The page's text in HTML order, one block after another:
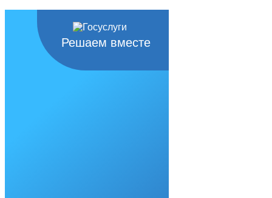
Решаем вместе